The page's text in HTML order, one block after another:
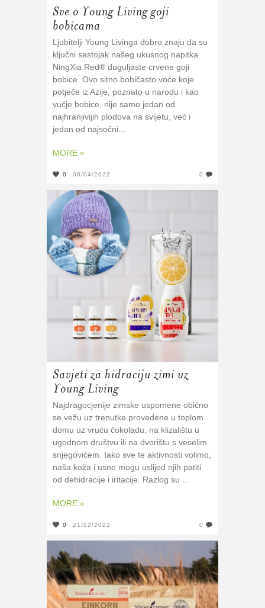
Sve o Young Living goji
bobicama
Ljubitelji Young Livinga dobro znaju da su
ključni sastojak našeg ukusnog napitka
NingXia Red® duguljaste crvene goji
bobice. Ovo sitno bobičasto voće koje
potječe iz Azije, poznato u narodu i kao
vučje bobice, nije samo jedan od
najhranjivijih plodova na svijetu, već i
jedan od najsočni...
MORE »
0 08/04/2022 0
Savjeti za hidraciju zimi uz
Young Living
Najdragocjenije zimske uspomene obično
se vežu uz trenutke provedene u toplom
domu uz vruću čokoladu, na klizalištu u
ugodnom društvu ili na dvorištu s veselim
snjegovićem. Iako sve te aktivnosti volimo,
naša koža i usne mogu uslijed njih patiti
od dehidracije i iritacije. Razlog su ...
MORE »
0 21/02/2022 0